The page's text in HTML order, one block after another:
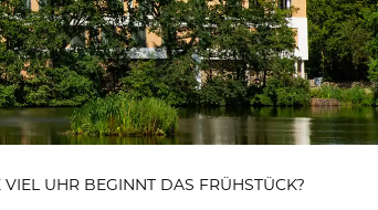
UHR BEGINNT DAS FRÜHSTÜCK?